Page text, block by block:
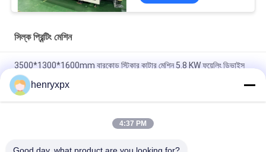
সিল্ক প্রিন্টিং মেশিন
3500*1300*1600mm বারকোড স্টিকার কাটার মেশিন 5.8 KW ফয়েলিং ডিভাইস
পাওয়ার সহ
3KW প্রধান ইঞ্জিন শক্তি বারকোড লেবেল ডাই কাটিং মেশিন ইউভি ডিভাইস ভোল্টেজ
henryxpx
4:37 PM